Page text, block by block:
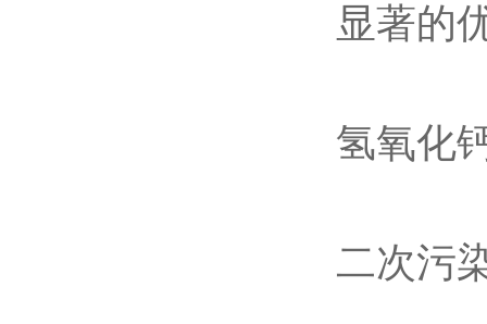
显著的
氢氧化
二次污